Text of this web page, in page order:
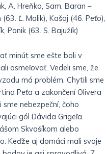
A. Hreňko, Sam. Baran –
Ľ. Malik), Kašaj (46. Peťo),
Ponik (63. S. Bajužík)
minút sme ešte boli v
osmeľovať. Vedeli sme, že
má problém. Chytili sme
Peťa a zakončení Olivera
nebezpeční, čoho
gól Dávida Grigeľa.
Skvašíkom alebo
Keďže aj domáci mali svoje